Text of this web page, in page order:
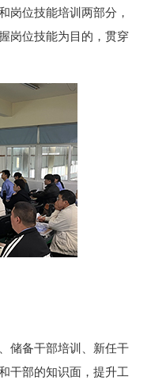
岗位技能培训两部分，
岗位技能为目的，贯穿
储备干部培训、新任干
干部的知识面，提升工